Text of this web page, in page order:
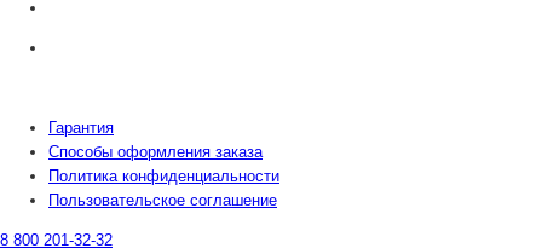
Гарантия
Способы оформления заказа
Политика конфиденциальности
Пользовательское соглашение
8 800 201-32-32